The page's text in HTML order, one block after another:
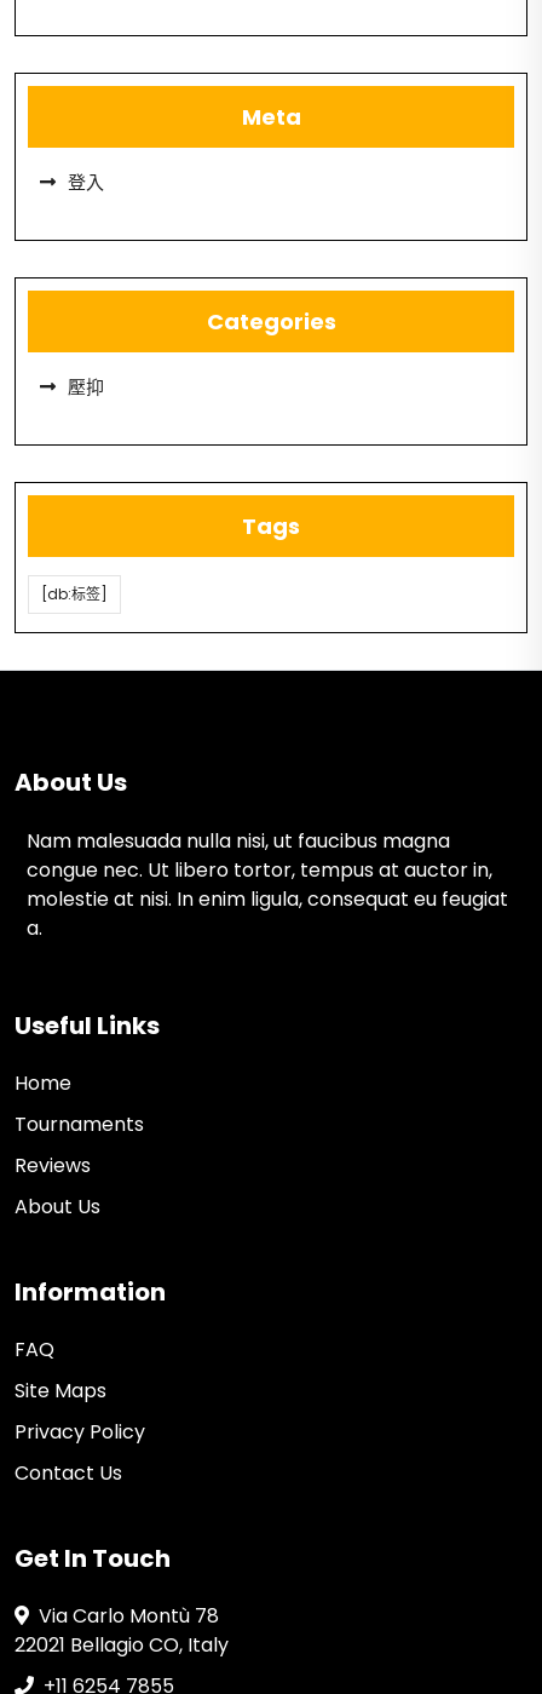
Meta
登入
Categories
壓抑
Tags
[db:标签]
About Us
Nam malesuada nulla nisi, ut faucibus magna
congue nec. Ut libero tortor, tempus at auctor in,
molestie at nisi. In enim ligula, consequat eu feugiat
a.
Useful Links
Home
Tournaments
Reviews
About Us
Information
FAQ
Site Maps
Privacy Policy
Contact Us
Get In Touch
Via Carlo Montù 78
22021 Bellagio CO, Italy
+11 6254 7855